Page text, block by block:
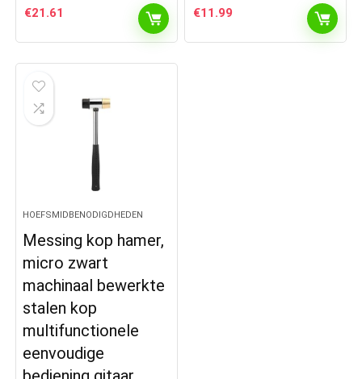
€21.61 €11.99
HOEFSMIDBENODIGDHEDEN
Messing kop hamer,
micro zwart
machinaal bewerkte
stalen kop
multifunctionele
eenvoudige